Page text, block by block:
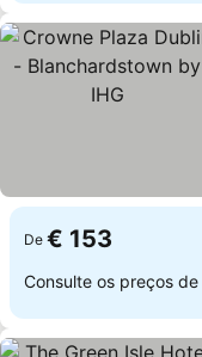
De € 153
Consulte os preços de